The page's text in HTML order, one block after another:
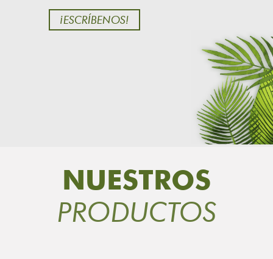
¡ESCRÍBENOS!
NUESTROS
PRODUCTOS